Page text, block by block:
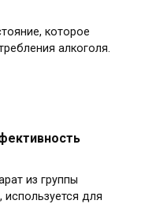
которое
алкоголя.
из группы
для